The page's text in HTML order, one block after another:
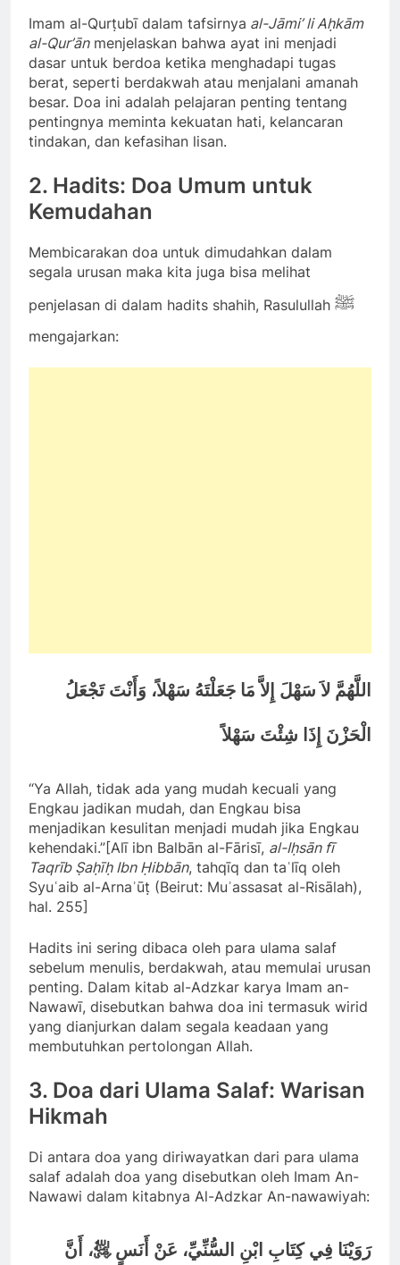
Imam al-Qurṭubī dalam tafsirnya al-Jāmi’ li Aḥkām
al-Qur’ānmenjelaskan bahwa ayat ini menjadi
dasar untuk berdoa ketika menghadapi tugas
berat, seperti berdakwah atau menjalani amanah
besar. Doa ini adalah pelajaran penting tentang
pentingnya meminta kekuatan hati, kelancaran
tindakan, dan kefasihan lisan.
2. Hadits: Doa Umum untuk
Kemudahan
Membicarakan doa untuk dimudahkan dalam
segala urusan maka kita juga bisa melihat
penjelasan di dalam hadits shahih, Rasulullah ﷺ
mengajarkan:
اللَّهُمَّ لاَ سَهْلَ إِلاَّ مَا جَعَلْتَهُ سَهْلاً، وَأَنْتَ تَجْعَلُ
الْحَزْنَ إِذَا شِئْتَ سَهْلاً
“Ya Allah, tidak ada yang mudah kecuali yang
Engkau jadikan mudah, dan Engkau bisa
menjadikan kesulitan menjadi mudah jika Engkau
kehendaki.”[Alī ibn Balbān al-Fārisī, al-Iḥsān fī
Taqrīb Ṣaḥīḥ Ibn Ḥibbān, tahqīq dan taʿlīq oleh
Syuʿaib al-Arnaʾūṭ (Beirut: Muʾassasat al-Risālah),
hal. 255]
Hadits ini sering dibaca oleh para ulama salaf
sebelum menulis, berdakwah, atau memulai urusan
penting. Dalam kitab al-Adzkar karya Imam an-
Nawawī, disebutkan bahwa doa ini termasuk wirid
yang dianjurkan dalam segala keadaan yang
membutuhkan pertolongan Allah.
3. Doa dari Ulama Salaf: Warisan
Hikmah
Di antara doa yang diriwayatkan dari para ulama
salaf adalah doa yang disebutkan oleh Imam An-
Nawawi dalam kitabnya Al-Adzkar An-nawawiyah:
رَوَيْنَا فِي كِتَابِ ابْنِ السُّنِّيِّ، عَنْ أَنَسٍ ﵁، أَنَّ